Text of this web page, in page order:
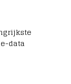
data